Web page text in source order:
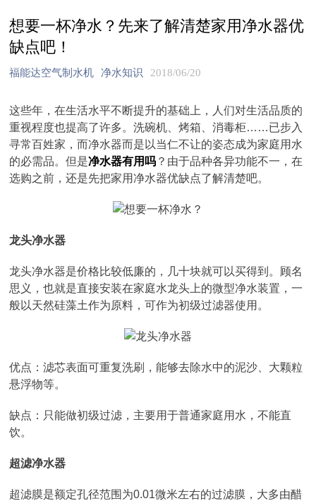
想要一杯净水？先来了解清楚家用净水器优
缺点吧！
福能达空气制水机 净水知识 2018/06/20
这些年，在生活水平不断提升的基础上，人们对生活品质的
重视程度也提高了许多。洗碗机、烤箱、消毒柜……已步入
寻常百姓家，而净水器而是以当仁不让的姿态成为家庭用水
的必需品。但是净水器有用吗 ？由于品种各异功能不一，在
选购之前，还是先把家用净水器优缺点了解清楚吧。
龙头净水器
龙头净水器是价格比较低廉的，几十块就可以买得到。顾名
思义，也就是直接安装在家庭水龙头上的微型净水装置，一
般以天然硅藻土作为原料，可作为初级过滤器使用。
优点：滤芯表面可重复洗刷，能够去除水中的泥沙、大颗粒
悬浮物等。
缺点：只能做初级过滤，主要用于普通家庭用水，不能直
饮。
超滤净水器
超滤膜是额定孔径范围为0.01微米左右的过滤膜，大多由醋